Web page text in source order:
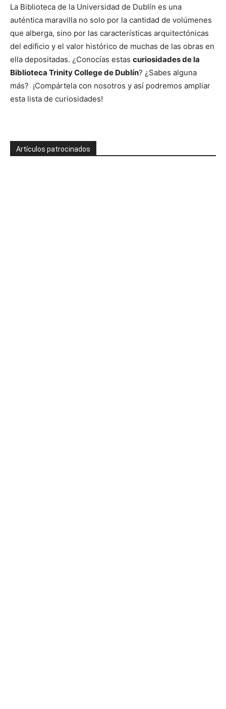
La Biblioteca de la Universidad de Dublín es una
auténtica maravilla no solo por la cantidad de volúmenes
que alberga, sino por las características arquitectónicas
del edificio y el valor histórico de muchas de las obras en
ella depositadas. ¿Conocías estas curiosidades de la
Biblioteca Trinity College de Dublín? ¿Sabes alguna
más? ¡Compártela con nosotros y así podremos ampliar
esta lista de curiosidades!
Artículos patrocinados